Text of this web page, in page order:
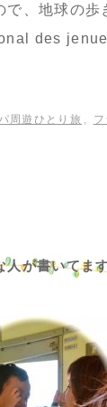
で、地球の歩
des
周遊ひとり旅
人が書いてま